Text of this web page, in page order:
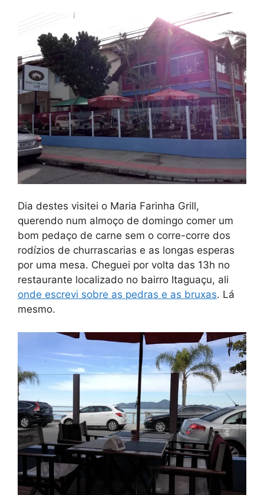
Dia destes visitei o Maria Farinha Grill,
querendo num almoço de domingo comer um
bom pedaço de carne sem o corre-corre dos
rodízios de churrascarias e as longas esperas
por uma mesa. Cheguei por volta das 13h no
restaurante localizado no bairro Itaguaçu, ali
onde escrevi sobre as pedras e as bruxas. Lá
mesmo.